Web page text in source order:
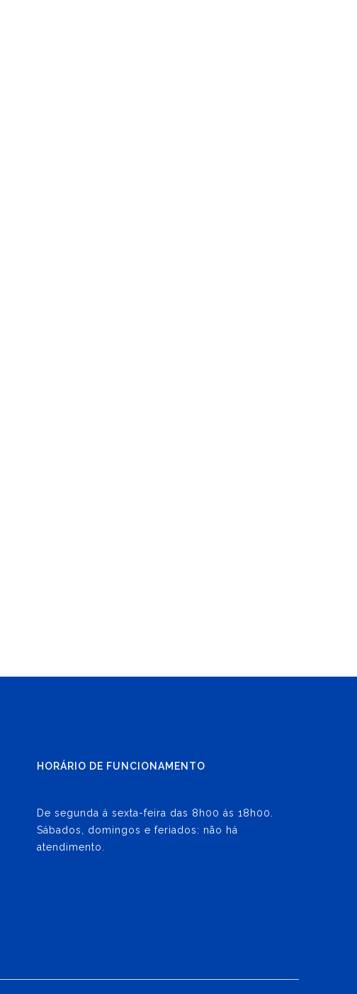
HORÁRIO DE FUNCIONAMENTO
De segunda á sexta-feira das 8h00 ás 18h00.
Sábados, domingos e feriados: não há
atendimento.